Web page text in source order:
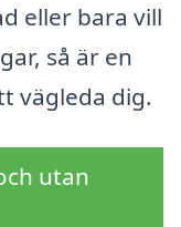
eller bara vill
så är en
vägleda dig.
utan